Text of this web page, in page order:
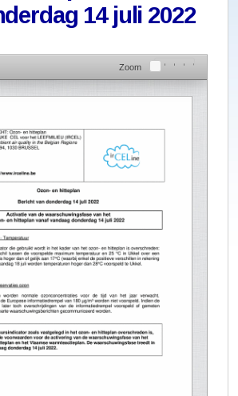
14 juli 2022
Zoom